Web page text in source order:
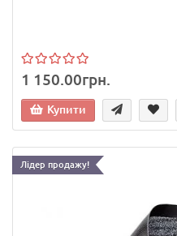
1 150.00грн.
Купити
Лідер продажу!